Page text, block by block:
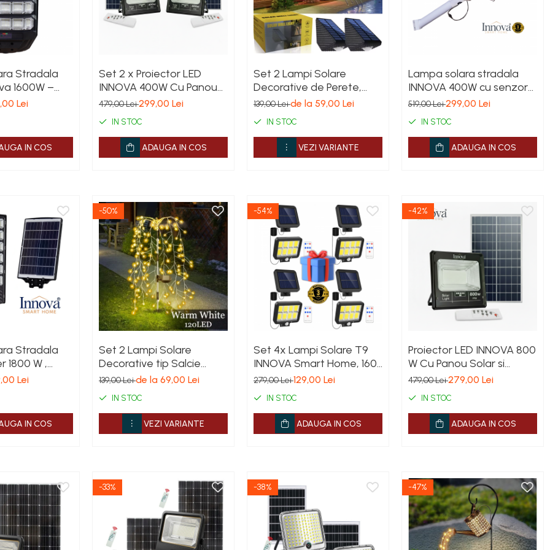
Stradala
1600W –
lm, Senzor
IP66 &
Lei
IN COS
Set 2 x Proiector LED
INNOVA 400W Cu Panou
Solar si telecomanda,
479,00 Lei299,00 Lei
IN STOC
ADAUGA IN COS
Set 2 Lampi Solare
Decorative de Perete,
Lumina in 3 Directii,
Cald
139,00 Leide la 59,00 Lei
IN STOC
VEZI VARIANTE
Lampa solara stradala
INNOVA 400W cu senzor
de lumina si panou
Surpriza
519,00 Lei299,00 Lei
IN STOC
ADAUGA IN COS
Stradala
1800 W ,
, IP67 ,
Lei
IN COS
-50%
Set 2 Lampi Solare
Decorative tip Salcie
pentru Curte si Gradina,
Calda/Rece/Multicolor
139,00 Leide la 69,00 Lei
IN STOC
VEZI VARIANTE
-54%
Set 4x Lampi Solare T9
INNOVA Smart Home, 160
LED COB, 8 Cadrane,
Detașabil, IP66 +
Telecomandă, Cadou +
Garanție 3 Ani
279,00 Lei129,00 Lei
IN STOC
ADAUGA IN COS
-42%
Proiector LED INNOVA 800
W Cu Panou Solar si
telecomanda, IP66 +
479,00 Lei279,00 Lei
IN STOC
ADAUGA IN COS
-33% -38% -47%